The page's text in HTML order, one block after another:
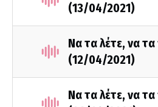
(13/04/2021)
Να τα λέτε, να
(12/04/2021)
Να τα λέτε, να